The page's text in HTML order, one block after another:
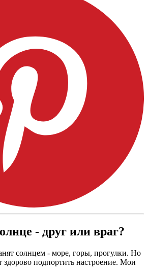
- друг или враг?
солнцем - море, горы, прогулки. Но
подпортить настроение. Мои